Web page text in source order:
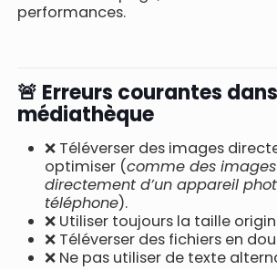
performances.
🚨 Erreurs courantes
médiathèque
❌ Téléverser des images
optimiser (comme des
directement d’un appareil
téléphone).
❌ Utiliser toujours la taille
❌ Téléverser des fichiers en
❌ Ne pas utiliser de texte